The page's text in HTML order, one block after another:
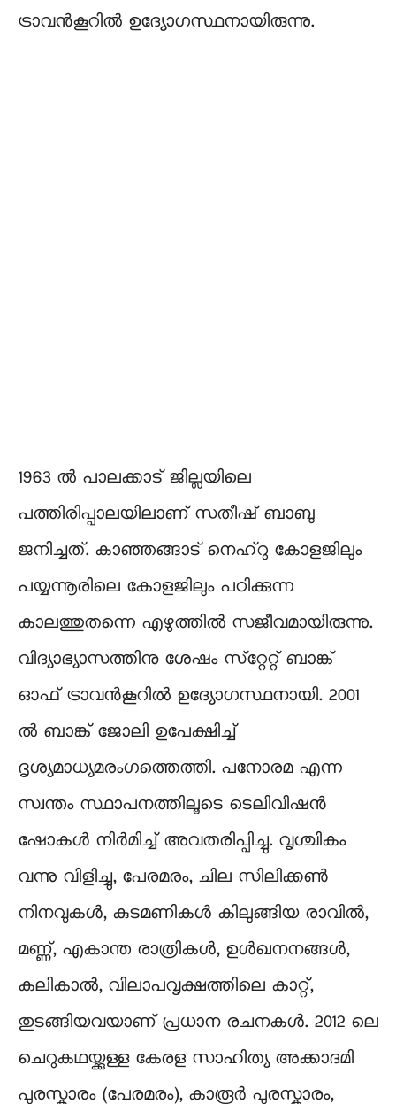
ട്രാവൻകൂറിൽ ഉദ്യോഗസ്ഥനായിരുന്നു.
1963 ൽ പാലക്കാട്‌ ജില്ലയിലെ
പത്തിരിപ്പാലയിലാണ് സതീഷ് ബാബു
ജനിച്ചത്. കാഞ്ഞങ്ങാട് നെഹ്‌റു കോളജിലും
പയ്യന്നൂരിലെ കോളജിലും പഠിക്കുന്ന
കാലത്തുതന്നെ എഴുത്തിൽ സജീവമായിരുന്നു.
വിദ്യാഭ്യാസത്തിനു ശേഷം സ്‌റ്റേറ്റ്‌ ബാങ്ക്‌
ഓഫ്‌ ട്രാവൻകൂറിൽ ഉദ്യോഗസ്ഥനായി. 2001
ൽ ബാങ്ക് ജോലി ഉപേക്ഷിച്ച്
ദൃശ്യമാധ്യമരംഗത്തെത്തി. പനോരമ എന്ന
സ്വന്തം സ്ഥാപനത്തിലൂടെ ടെലിവിഷൻ
ഷോകൾ നിർമിച്ച് അവതരിപ്പിച്ചു. വൃശ്ചികം
വന്നു വിളിച്ചു, പേരമരം, ചില സിലിക്കൺ
നിനവുകൾ, കുടമണികൾ കിലുങ്ങിയ രാവിൽ,
മണ്ണ്, എകാന്ത രാത്രികൾ, ഉൾഖനനങ്ങൾ,
കലികാൽ, വിലാപവൃക്ഷത്തിലെ കാറ്റ്,
തുടങ്ങിയവയാണ് പ്രധാന രചനകൾ‌. 2012 ലെ
ചെറുകഥയ്ക്കുള്ള കേരള സാഹിത്യ അക്കാദമി
പുരസ്കാരം (പേരമരം), കാരൂർ പുരസ്കാരം,